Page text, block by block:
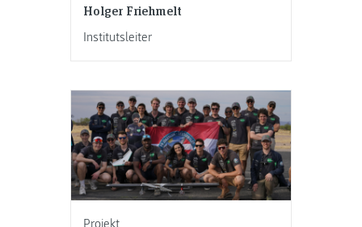
Holger Friehmelt
Institutsleiter
Projekt